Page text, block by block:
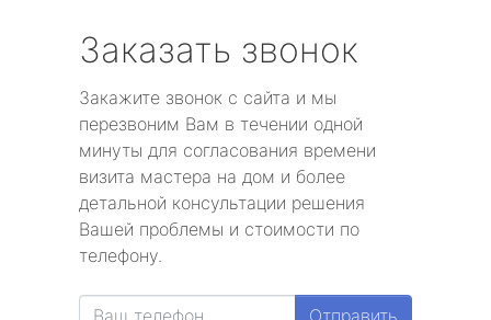
Заказать звонок
Закажите звонок с сайта и мы
перезвоним Вам в течении одной
минуты для согласования времени
визита мастера на дом и более
детальной консультации решения
Вашей проблемы и стоимости по
телефону.